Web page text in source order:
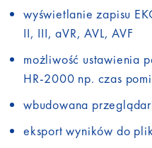
wyświetlanie zapisu
II, III, aVR, AVL, AVF
możliwość ustawienia
HR-2000 np. czas
wbudowana
eksport wyników do